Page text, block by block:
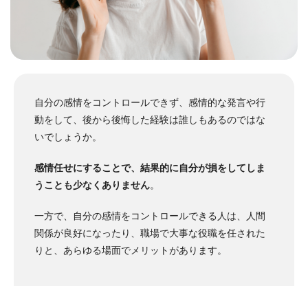
自分の感情をコントロールできず、感情的な発言や行
動をして、後から後悔した経験は誰しもあるのではな
いでしょうか。
感情任せにすることで、結果的に自分が損をしてしま
うことも少なくありません。
一方で、自分の感情をコントロールできる人は、人間
関係が良好になったり、職場で大事な役職を任された
りと、あらゆる場面でメリットがあります。